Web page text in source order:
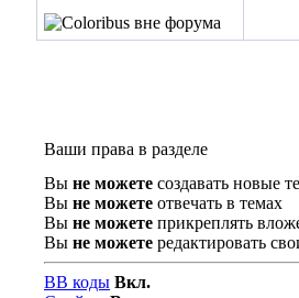
Ваши права в разделе
Вы не можете создавать новые
Вы не можете отвечать в темах
Вы не можете прикреплять
Вы не можете редактировать
BB коды Вкл.